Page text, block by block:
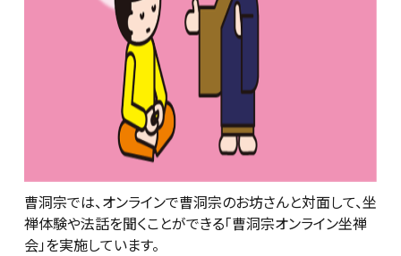
曹洞宗では、オンラインで曹洞宗のお坊さんと対面して、坐
禅体験や法話を聞くことができる「曹洞宗オンライン坐禅
会」を実施しています。